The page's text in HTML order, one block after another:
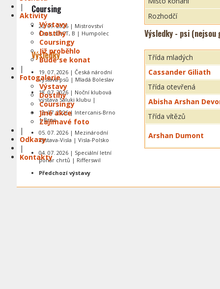
|
Aktivity
Výstavy
Dostihy
Coursingy
Již proběhlo
Bude se konat
|
Fotogalerie
Výstavy
Dostihy
Coursingy
Jiné akce
Zajímavé foto
|
Odkazy
|
Kontakty
Rozhodčí
Výsledky - psi
Třída mladých
Cassander Giliath
Třída otevřená
Abisha Arshan
Třída vítězů
Arshan Dumont
Coursing
20. 09. 2026 | Mistrovství
Čech, CACT, B | Humpolec
Výsledky
19. 07. 2026 | Česká národní
výstava psů | Mladá Boleslav
18. 07. 2026 | Noční klubová
výstava Saluki klubu |
12. 07. 2026 | Intercanis-Brno
| Brno
05. 07. 2026 | Mezinárodní
výstava-Visla | Visla-Polsko
04. 07. 2026 | Speciální letní
pohár chrtů | Rifferswil
Předchozí výstavy